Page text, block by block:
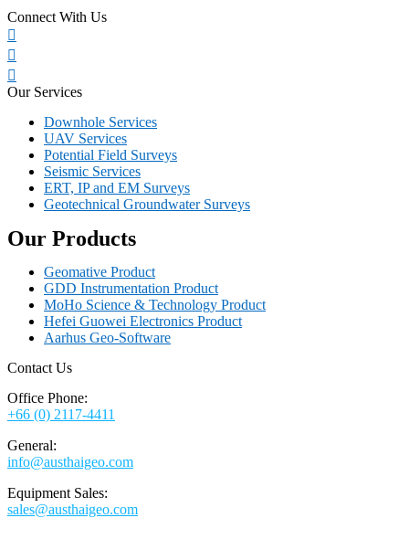
Connect With Us
Our Services
Downhole Services
UAV Services
Potential Field Surveys
Seismic Services
ERT, IP and EM Surveys
Geotechnical Groundwater Surveys
Our Products
Geomative Product
GDD Instrumentation Product
MoHo Science & Technology Product
Hefei Guowei Electronics Product
Aarhus Geo-Software
Contact Us
Office Phone:
+66 (0) 2117-4411
General:
info@austhaigeo.com
Equipment Sales:
sales@austhaigeo.com